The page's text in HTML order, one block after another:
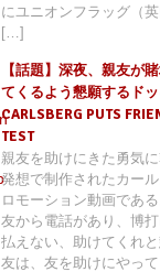
にユニオンフラッグ（
[…]
【話題】深夜、親友が
てくるよう懇願するド
CARLSBERG PUTS
TEST
親友を助けにきた勇気
発想で制作されたカー
ロモーション動画であ
友から電話があり、博
払えない、助けてくれ
友は、友を助けにやっ